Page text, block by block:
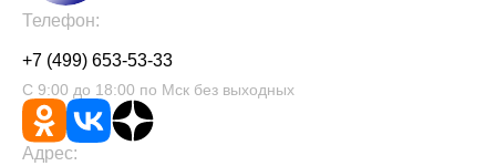
Телефон:
+7 (499) 653-53-33
С 9:00 до 18:00 по Мск без выходных
Адрес: